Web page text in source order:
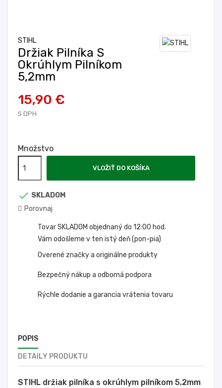
STIHL
Držiak Pilníka S
Okrúhlym Pilníkom
5,2mm
15,90 €
S DPH
Množstvo
VLOŽIŤ DO KOŠÍKA
 SKLADOM
Porovnaj
Tovar SKLADOM objednaný do 12:00 hod.
Vám odošleme v ten istý deň (pon-pia)
Overené značky a originálne produkty
Bezpečný nákup a odborná podpora
Rýchle dodanie a garancia vrátenia tovaru
POPIS
DETAILY PRODUKTU
STIHL držiak pilníka s okrúhlym pilníkom 5,2mm